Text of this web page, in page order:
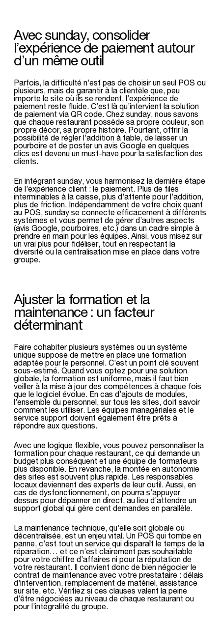
Avec sunday, consolider
l’expérience de paiement autour
d’un même outil
Parfois, la difficulté n’est pas de choisir un seul POS ou
plusieurs, mais de garantir à la clientèle que, peu
importe le site où ils se rendent, l’expérience de
paiement reste fluide. C’est là qu’intervient la solution
de paiement via QR code. Chez sunday, nous savons
que chaque restaurant possède sa propre couleur, son
propre décor, sa propre histoire. Pourtant, offrir la
possibilité de régler l’addition à table, de laisser un
pourboire et de poster un avis Google en quelques
clics est devenu un must-have pour la satisfaction des
clients.
En intégrant sunday, vous harmonisez la dernière étape
de l’expérience client : le paiement. Plus de files
interminables à la caisse, plus d’attente pour l’addition,
plus de friction. Indépendamment de votre choix quant
au POS, sunday se connecte efficacement à différents
systèmes et vous permet de gérer d’autres aspects
(avis Google, pourboires, etc.) dans un cadre simple à
prendre en main pour les équipes. Ainsi, vous misez sur
un vrai plus pour fidéliser, tout en respectant la
diversité ou la centralisation mise en place dans votre
groupe.
Ajuster la formation et la
maintenance : un facteur
déterminant
Faire cohabiter plusieurs systèmes ou un système
unique suppose de mettre en place une formation
adaptée pour le personnel. C’est un point clé souvent
sous-estimé. Quand vous optez pour une solution
globale, la formation est uniforme, mais il faut bien
veiller à la mise à jour des compétences à chaque fois
que le logiciel évolue. En cas d’ajouts de modules,
l’ensemble du personnel, sur tous les sites, doit savoir
comment les utiliser. Les équipes managériales et le
service support doivent également être prêts à
répondre aux questions.
Avec une logique flexible, vous pouvez personnaliser la
formation pour chaque restaurant, ce qui demande un
budget plus conséquent et une équipe de formateurs
plus disponible. En revanche, la montée en autonomie
des sites est souvent plus rapide. Les responsables
locaux deviennent des experts de leur outil. Aussi, en
cas de dysfonctionnement, on pourra s’appuyer
dessus pour dépanner en direct, au lieu d’attendre un
support global qui gère cent demandes en parallèle.
La maintenance technique, qu’elle soit globale ou
décentralisée, est un enjeu vital. Un POS qui tombe en
panne, c’est tout un service qui disparaît le temps de la
réparation… et ce n’est clairement pas souhaitable
pour votre chiffre d’affaires ni pour la réputation de
votre restaurant. Il convient donc de bien négocier le
contrat de maintenance avec votre prestataire : délais
d’intervention, remplacement de matériel, assistance
sur site, etc. Vérifiez si ces clauses valent la peine
d’être négociées au niveau de chaque restaurant ou
pour l’intégralité du groupe.